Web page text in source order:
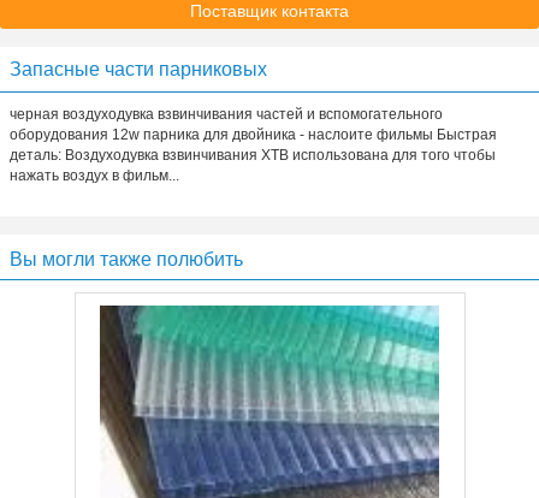
Поставщик контакта
Запасные части парниковых
черная воздуходувка взвинчивания частей и вспомогательного
оборудования 12w парника для двойника - наслоите фильмы Быстрая
деталь: Воздуходувка взвинчивания XTB использована для того чтобы
нажать воздух в фильм...
Вы могли также полюбить